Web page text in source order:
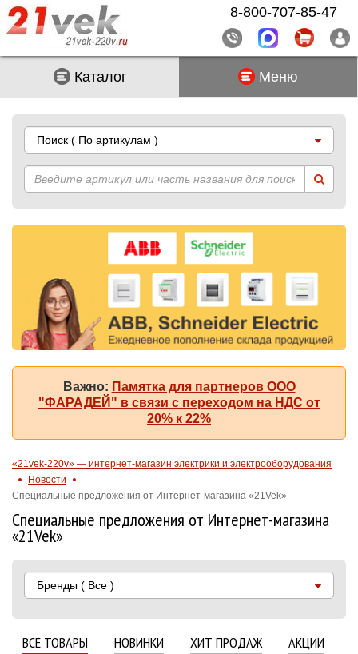
Каталог Меню
Поиск ( По артикулам )
Важно: Памятка для партнеров ООО
"ФАРАДЕЙ" в связи с переходом на НДС от
20% к 22%
«21vek-220v» — интернет-магазин электрики и электрооборудования
Новости
Специальные предложения от Интернет-магазина «21Vek»
Специальные предложения от Интернет-магазина
«21Vek»
Бренды ( Все )
ВСЕ ТОВАРЫ НОВИНКИ ХИТ ПРОДАЖ
АКЦИИ
8-800-707-85-47